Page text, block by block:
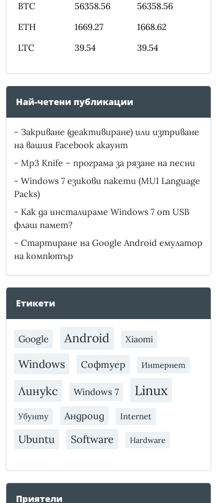
BTC
56358.56
56358.56
ETH
1669.27
1668.62
LTC
39.54 39.54
Най-четени публикации
- Закриване (деактивиране) или изтриване
на вашия Facebook акаунт
- Mp3 Knife – програма за рязане на песни
- Windows 7 езикови пакети (MUI Language
Packs)
- Как да инсталираме Windows 7 от USB
флаш памет?
- Стартиране на Google Android емулатор
на компютър
Етикети
Google Android Xiaomi
Windows Софтуер Интернет
Линукс Windows 7 Linux
Убунту Андроид Internet
Ubuntu Software Hardware
Приятели